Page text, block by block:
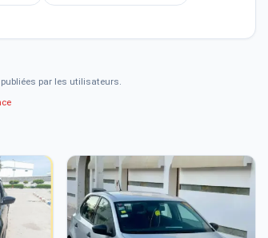
par les utilisateurs.